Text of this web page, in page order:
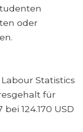
oder
Statistics
für
124.170 USD